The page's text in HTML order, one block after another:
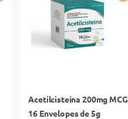
Acetilcisteína 200mg MCG
16 Envelopes de 5g